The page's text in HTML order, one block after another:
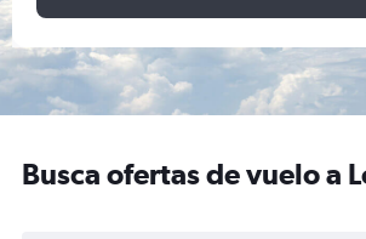
Busca ofertas de vuelo a